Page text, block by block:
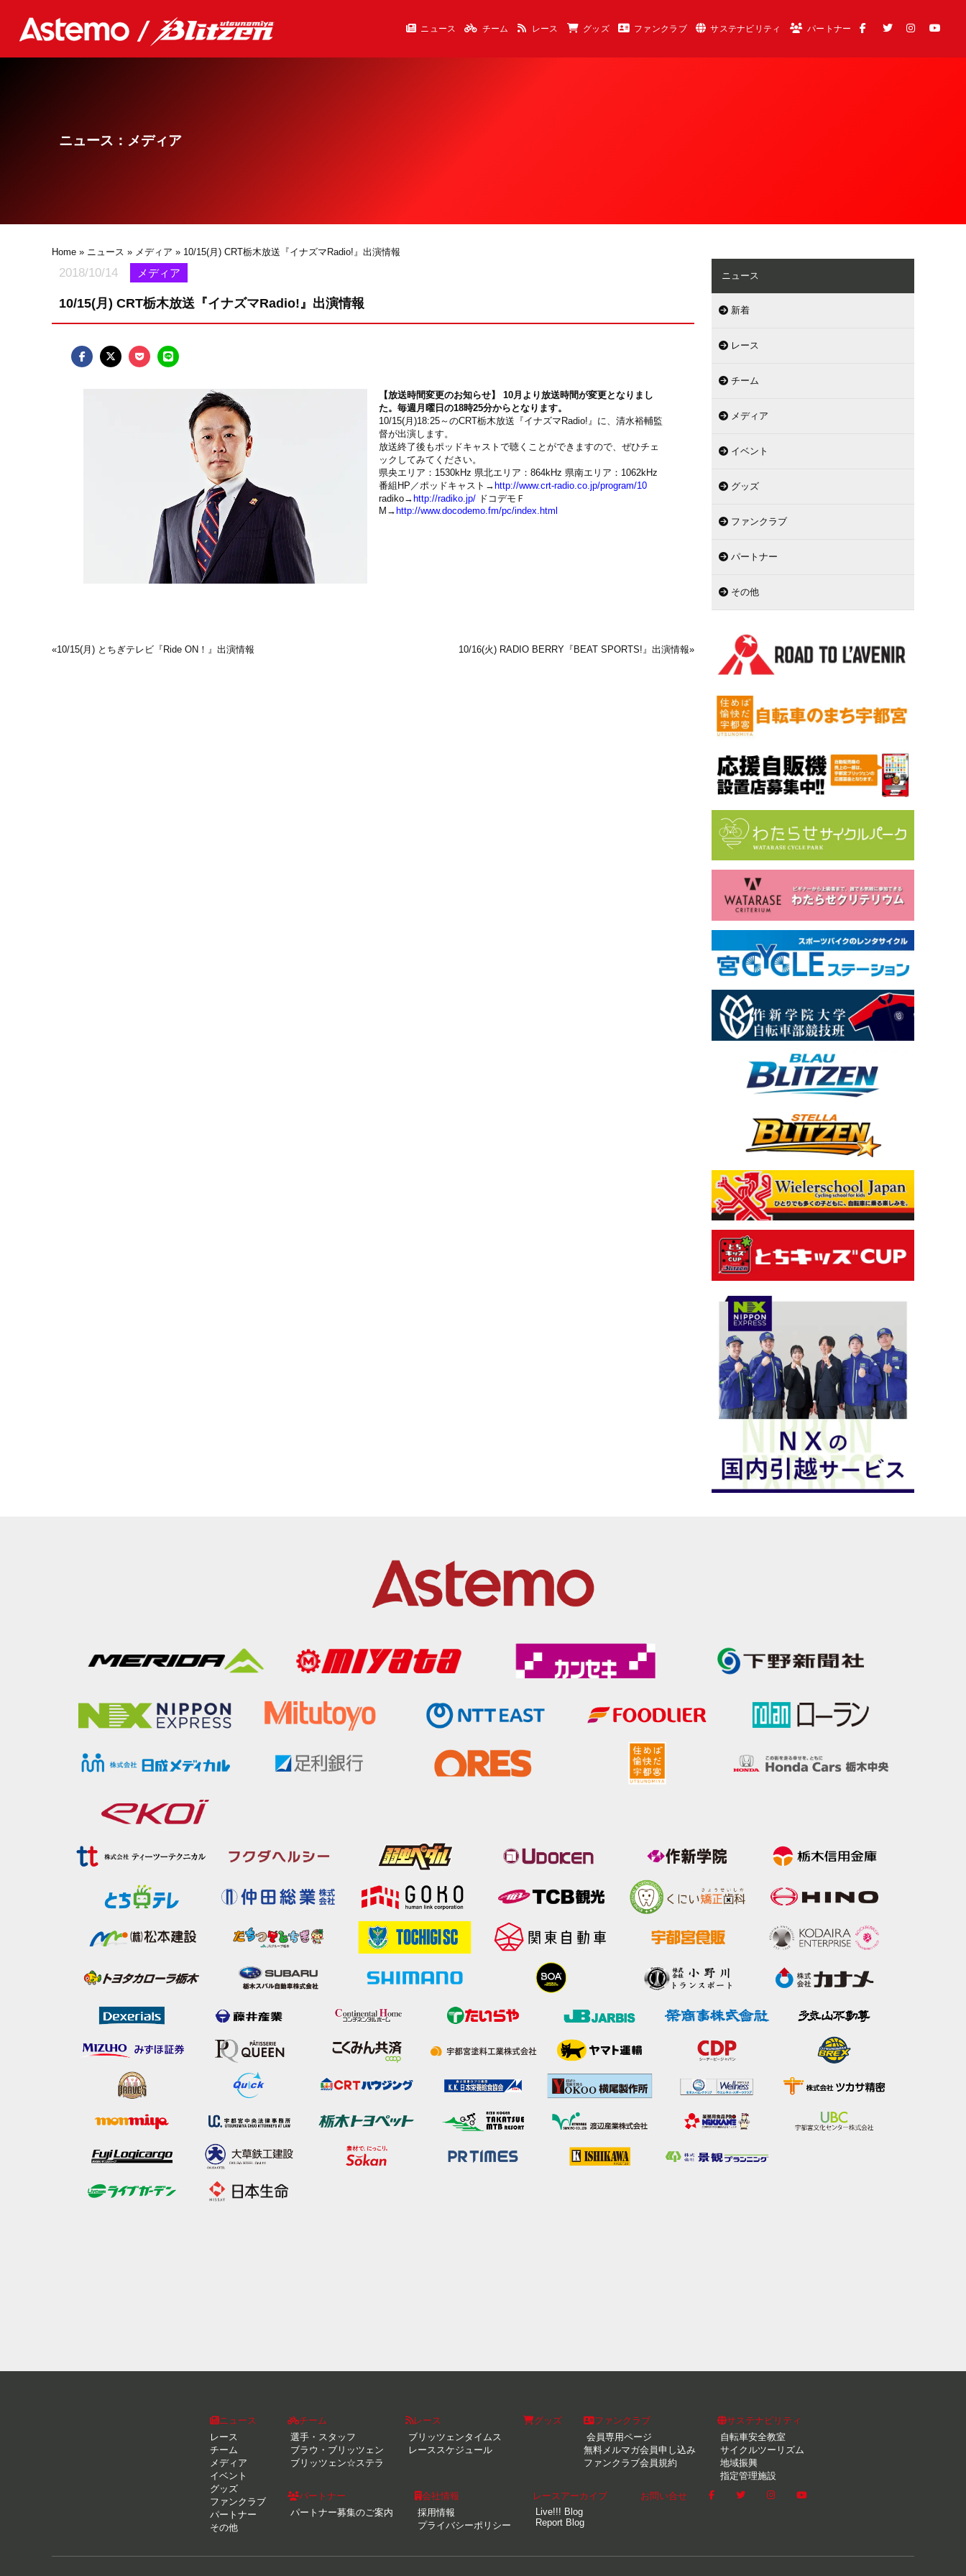
ニュース チーム レース グッズ ファンクラブ サステナビリティ パートナー
ニュース：メディア
Home » ニュース » メディア » 10/15(月) CRT栃木放送『イナズマRadio!』出演情報
2018/10/14 メディア
10/15(月) CRT栃木放送『イナズマRadio!』出演情報
【放送時間変更のお知らせ】 10月より放送時間が変更となりまし
た。毎週月曜日の18時25分からとなります。
10/15(月)18:25～のCRT栃木放送『イナズマRadio!』に、清水裕輔監
督が出演します。
放送終了後もポッドキャストで聴くことができますので、ぜひチェ
ックしてみてください。
県央エリア：1530kHz 県北エリア：864kHz 県南エリア：1062kHz
番組HP／ポッドキャスト→ http://www.crt-radio.co.jp/program/10
radiko→ http://radiko.jp/ ドコデモＦ
M→ http://www.docodemo.fm/pc/index.html
«10/15(月) とちぎテレビ『Ride ON！』出演情報 10/16(火) RADIO BERRY『BEAT SPORTS!』出演情報»
ニュース
新着
レース
チーム
メディア
イベント
グッズ
ファンクラブ
パートナー
その他
ニュース
レース
チーム
メディア
イベント
グッズ
ファンクラブ
パートナー
その他
チーム
選手・スタッフ
ブラウ・ブリッツェン
ブリッツェン☆ステラ
レース
ブリッツェンタイムス
レーススケジュール
グッズ
ファンクラブ
会員専用ページ
無料メルマガ会員申し込み
ファンクラブ会員規約
サステナビリティ
自転車安全教室
サイクルツーリズム
地域振興
指定管理施設
パートナー
パートナー募集のご案内
会社情報
採用情報
プライバシーポリシー
レースアーカイブ
Live!!! Blog
Report Blog
お問い合せ